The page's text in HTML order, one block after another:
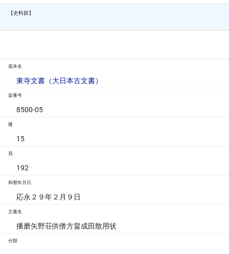
【史料群】
底本名
東寺文書（大日本古文書）
架番号
8500-05
冊
15
頁
192
和暦年月日
応永２９年２月９日
文書名
播磨矢野荘供僧方畠成田散用状
分類